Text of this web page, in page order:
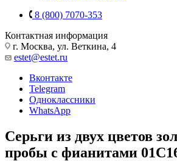
8 (800) 7070-353
Контактная информация
г. Москва, ул. Веткина, 4
estet@estet.ru
Вконтакте
Telegram
Одноклассники
WhatsApp
Серьги из двух цветов
пробы с фианитами